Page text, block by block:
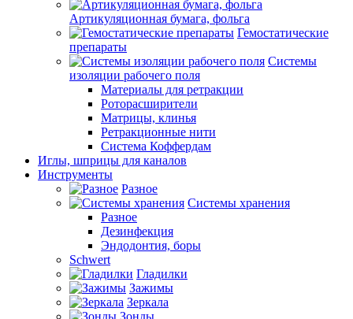
Артикуляционная бумага, фольга
Гемостатические
препараты
Системы
изоляции рабочего поля
Материалы для ретракции
Роторасширители
Матрицы, клинья
Ретракционные нити
Система Коффердам
Иглы, шприцы для каналов
Инструменты
Разное
Системы хранения
Разное
Дезинфекция
Эндодонтия, боры
Schwert
Гладилки
Зажимы
Зеркала
Зонды